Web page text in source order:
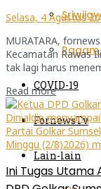
COVID-19
FornewsTv
Lain-lain
Selasa, 4 Agustus
MURATARA,
Kecamatan Rawas
tak lagi harus
Read more
Ini Tugas Utama